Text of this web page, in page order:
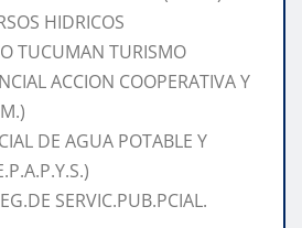
HIDRICOS
TUCUMAN TURISMO
ACCION COOPERATIVA Y
DE AGUA POTABLE Y
SERVIC.PUB.PCIAL.